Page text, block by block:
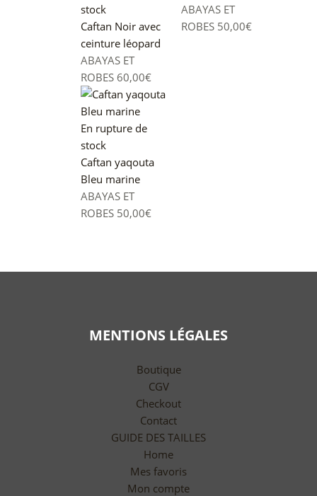
stock
Caftan Noir avec
ceinture léopard
ABAYAS ET
ROBES 60,00€
ABAYAS ET
ROBES 50,00€
En rupture de
stock
Caftan yaqouta
Bleu marine
ABAYAS ET
ROBES 50,00€
MENTIONS LÉGALES
Boutique
CGV
Checkout
Contact
GUIDE DES TAILLES
Home
Mes favoris
Mon compte